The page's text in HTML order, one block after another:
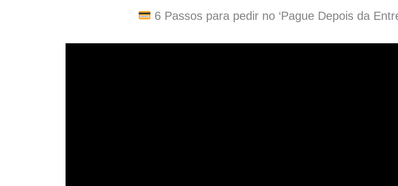
6 Passos para pedir no ‘Pague Depois da